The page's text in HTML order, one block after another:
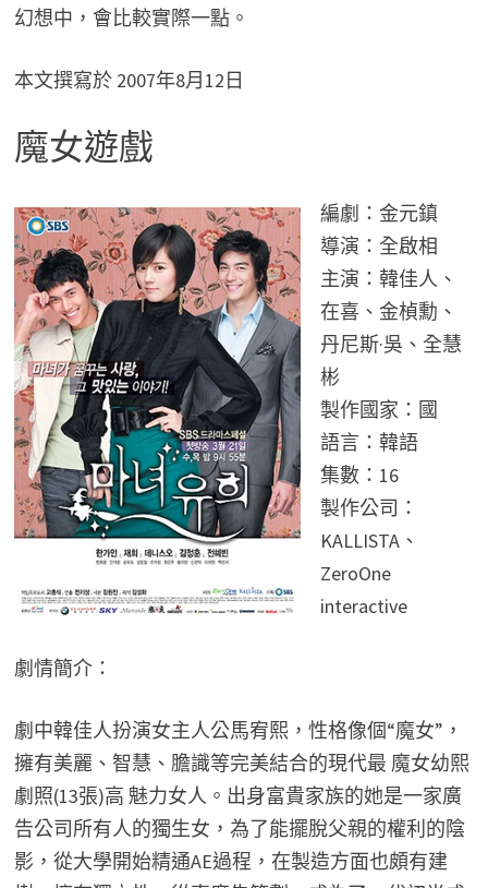
幻想中，會比較實際一點。
本文撰寫於 2007年8月12日
魔女遊戲
編劇：金元鎮
導演：全啟相
主演：韓佳人、
在喜、金楨勳、
丹尼斯·吳、全慧
彬
製作國家：國
語言：韓語
集數：16
製作公司：
KALLISTA、
ZeroOne
interactive
劇情簡介：
劇中韓佳人扮演女主人公馬宥熙，性格像個“魔女”，
擁有美麗、智慧、膽識等完美結合的現代最 魔女幼熙
劇照(13張)高 魅力女人。出身富貴家族的她是一家廣
告公司所有人的獨生女，為了能擺脫父親的權利的陰
影，從大學開始精通AE過程，在製造方面也頗有建